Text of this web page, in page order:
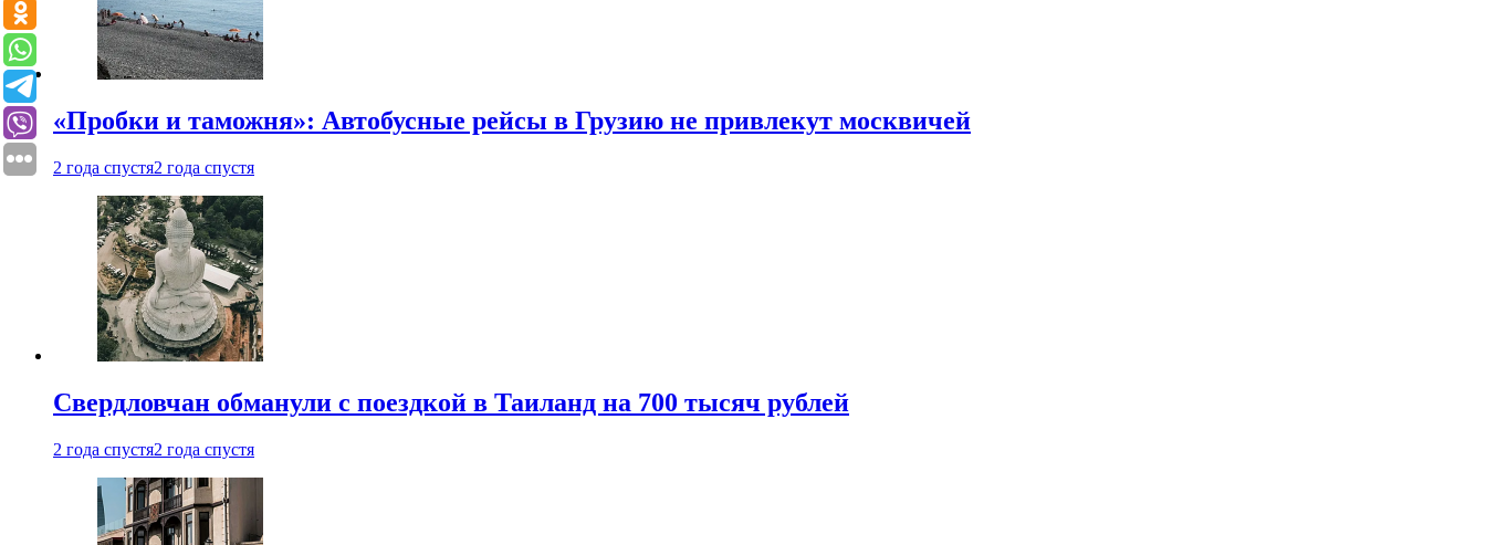
«Пробки и таможня»: Автобусные рейсы в Грузию не привлекут москвичей
2 года спустя2 года спустя
Свердловчан обманули с поездкой в Таиланд на 700 тысяч рублей
2 года спустя2 года спустя